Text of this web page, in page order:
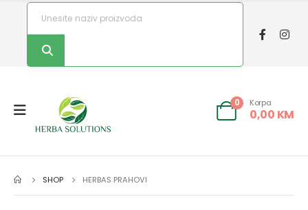
0 Korpa
0,00 KM
SHOP HERBAS PRAHOVI